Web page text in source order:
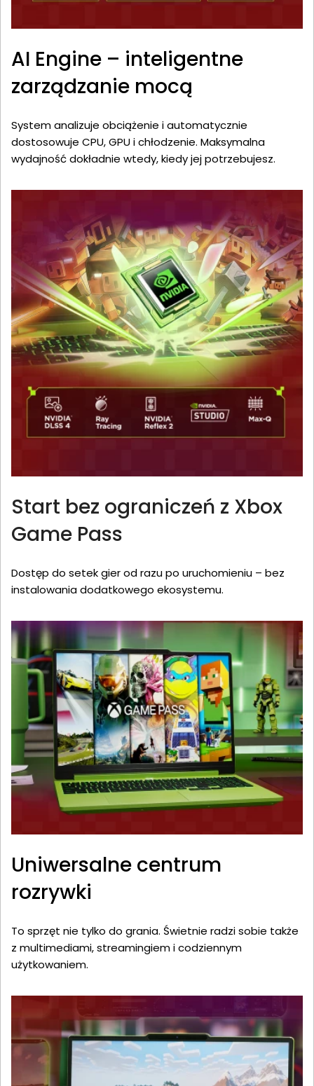
AI Engine – inteligentne
zarządzanie mocą
System analizuje obciążenie i automatycznie
dostosowuje CPU, GPU i chłodzenie. Maksymalna
wydajność dokładnie wtedy, kiedy jej potrzebujesz.
Start bez ograniczeń z Xbox
Game Pass
Dostęp do setek gier od razu po uruchomieniu – bez
instalowania dodatkowego ekosystemu.
Uniwersalne centrum
rozrywki
To sprzęt nie tylko do grania. Świetnie radzi sobie także
z multimediami, streamingiem i codziennym
użytkowaniem.